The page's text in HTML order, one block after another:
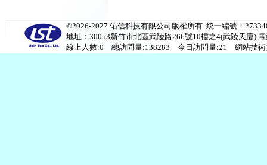
©2026-2027 佑信科技有限公司版權所有 統一編號：
地址：30053新竹市北區武陵路266號10樓之4(武陵天廈)
線上人數:0 總訪問量:138283 今日訪問量:21 網站技術